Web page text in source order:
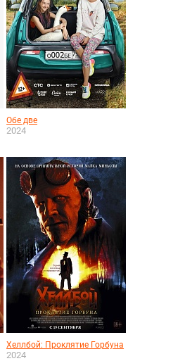
Обе две
2024
Хеллбой: Проклятие Горбуна
2024